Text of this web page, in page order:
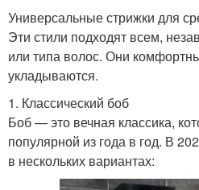
Универсальные стрижки для
Эти стили подходят всем,
или типа волос. Они
укладываются.
1. Классический боб
Боб — это вечная классика,
популярной из года в год. В
в нескольких вариантах: